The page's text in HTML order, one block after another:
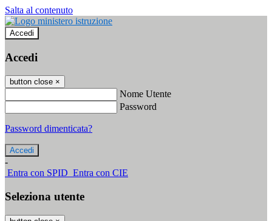
Salta al contenuto
Accedi
Accedi
button close ×
Nome Utente
Password
Password dimenticata?
-
Entra con SPID Entra con CIE
Seleziona utente